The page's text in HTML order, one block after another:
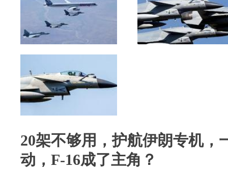
20架不够用，护航伊朗专机，
动，F-16成了主角？